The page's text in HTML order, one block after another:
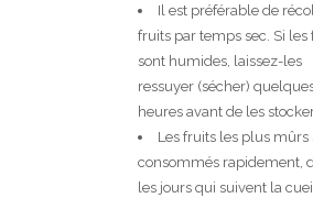
Il est préférable de
fruits par temps sec. Si les
sont humides, laissez-les
ressuyer (sécher)
heures avant de les
Les fruits les plus mûrs
consommés rapidement,
les jours qui suivent la